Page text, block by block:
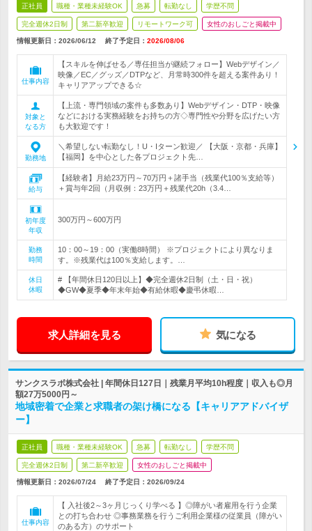
正社員 職種・業種未経験OK 急募 転勤なし 学歴不問
完全週休2日制 第二新卒歓迎 リモートワーク可 女性のおしごと掲載中
情報更新日：2026/06/12 終了予定日： 2026/08/06
仕事内容
【スキルを伸ばせる／専任担当が継続フォロー】Webデザイン／
映像／EC／グッズ／DTPなど、月常時300件を超える案件あり！
キャリアアップできる☆
対象と
なる方
【上流・専門領域の案件も多数あり】Webデザイン・DTP・映像
などにおける実務経験をお持ちの方◇専門性や分野を広げたい方
も大歓迎です！
勤務地
＼希望しない転勤なし！U・Iターン歓迎／ 【大阪・京都・兵庫】
【福岡】を中心とした各プロジェクト先…
給与
【経験者】月給23万円～70万円＋諸手当（残業代100％支給等）
＋賞与年2回（月収例：23万円＋残業代20h（3.4…
初年度
年収
300万円～600万円
勤務
時間
10：00～19：00（実働8時間） ※プロジェクトにより異なりま
す。※残業代は100％支給します。…
休日
休暇
# 【年間休日120日以上】◆完全週休2日制（土・日・祝）
◆GW◆夏季◆年末年始◆有給休暇◆慶弔休暇…
求人詳細を見る 気になる
サンクスラボ株式会社 | 年間休日127日｜残業月平均10h程度｜収入も◎月
額27万5000円～
地域密着で企業と求職者の架け橋になる【キャリアアドバイザ
ー】
正社員 職種・業種未経験OK 急募 転勤なし 学歴不問
完全週休2日制 第二新卒歓迎 女性のおしごと掲載中
情報更新日：2026/07/24 終了予定日： 2026/09/24
仕事内容
【 入社後2～3ヶ月じっくり学べる 】◎障がい者雇用を行う企業
との打ち合わせ ◎事務業務を行うご利用企業様の従業員（障がい
のある方）のサポート